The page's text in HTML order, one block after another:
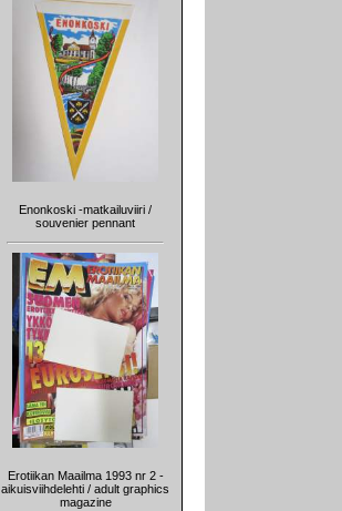
Enonkoski -matkailuviiri /
souvenier pennant
Erotiikan Maailma 1993 nr 2 -
aikuisviihdelehti / adult graphics
magazine